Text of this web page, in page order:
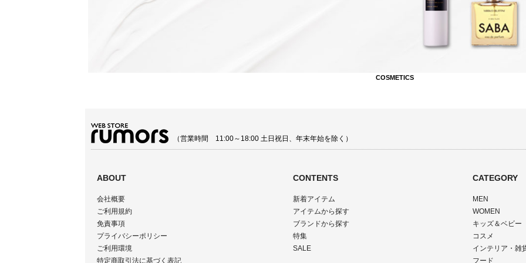
COSMETICS
（営業時間 11:00～18:00 土日祝日、年末年始を除く）
ABOUT
会社概要
ご利用規約
免責事項
プライバシーポリシー
ご利用環境
特定商取引法に基づく表記
CONTENTS
新着アイテム
アイテムから探す
ブランドから探す
特集
SALE
CATEGORY
MEN
WOMEN
キッズ＆ベビー
コスメ
インテリア・雑
フード